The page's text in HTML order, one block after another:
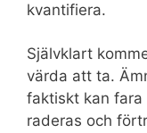
kvantifiera.
Självklart
värda att ta.
faktiskt kan fara
raderas och